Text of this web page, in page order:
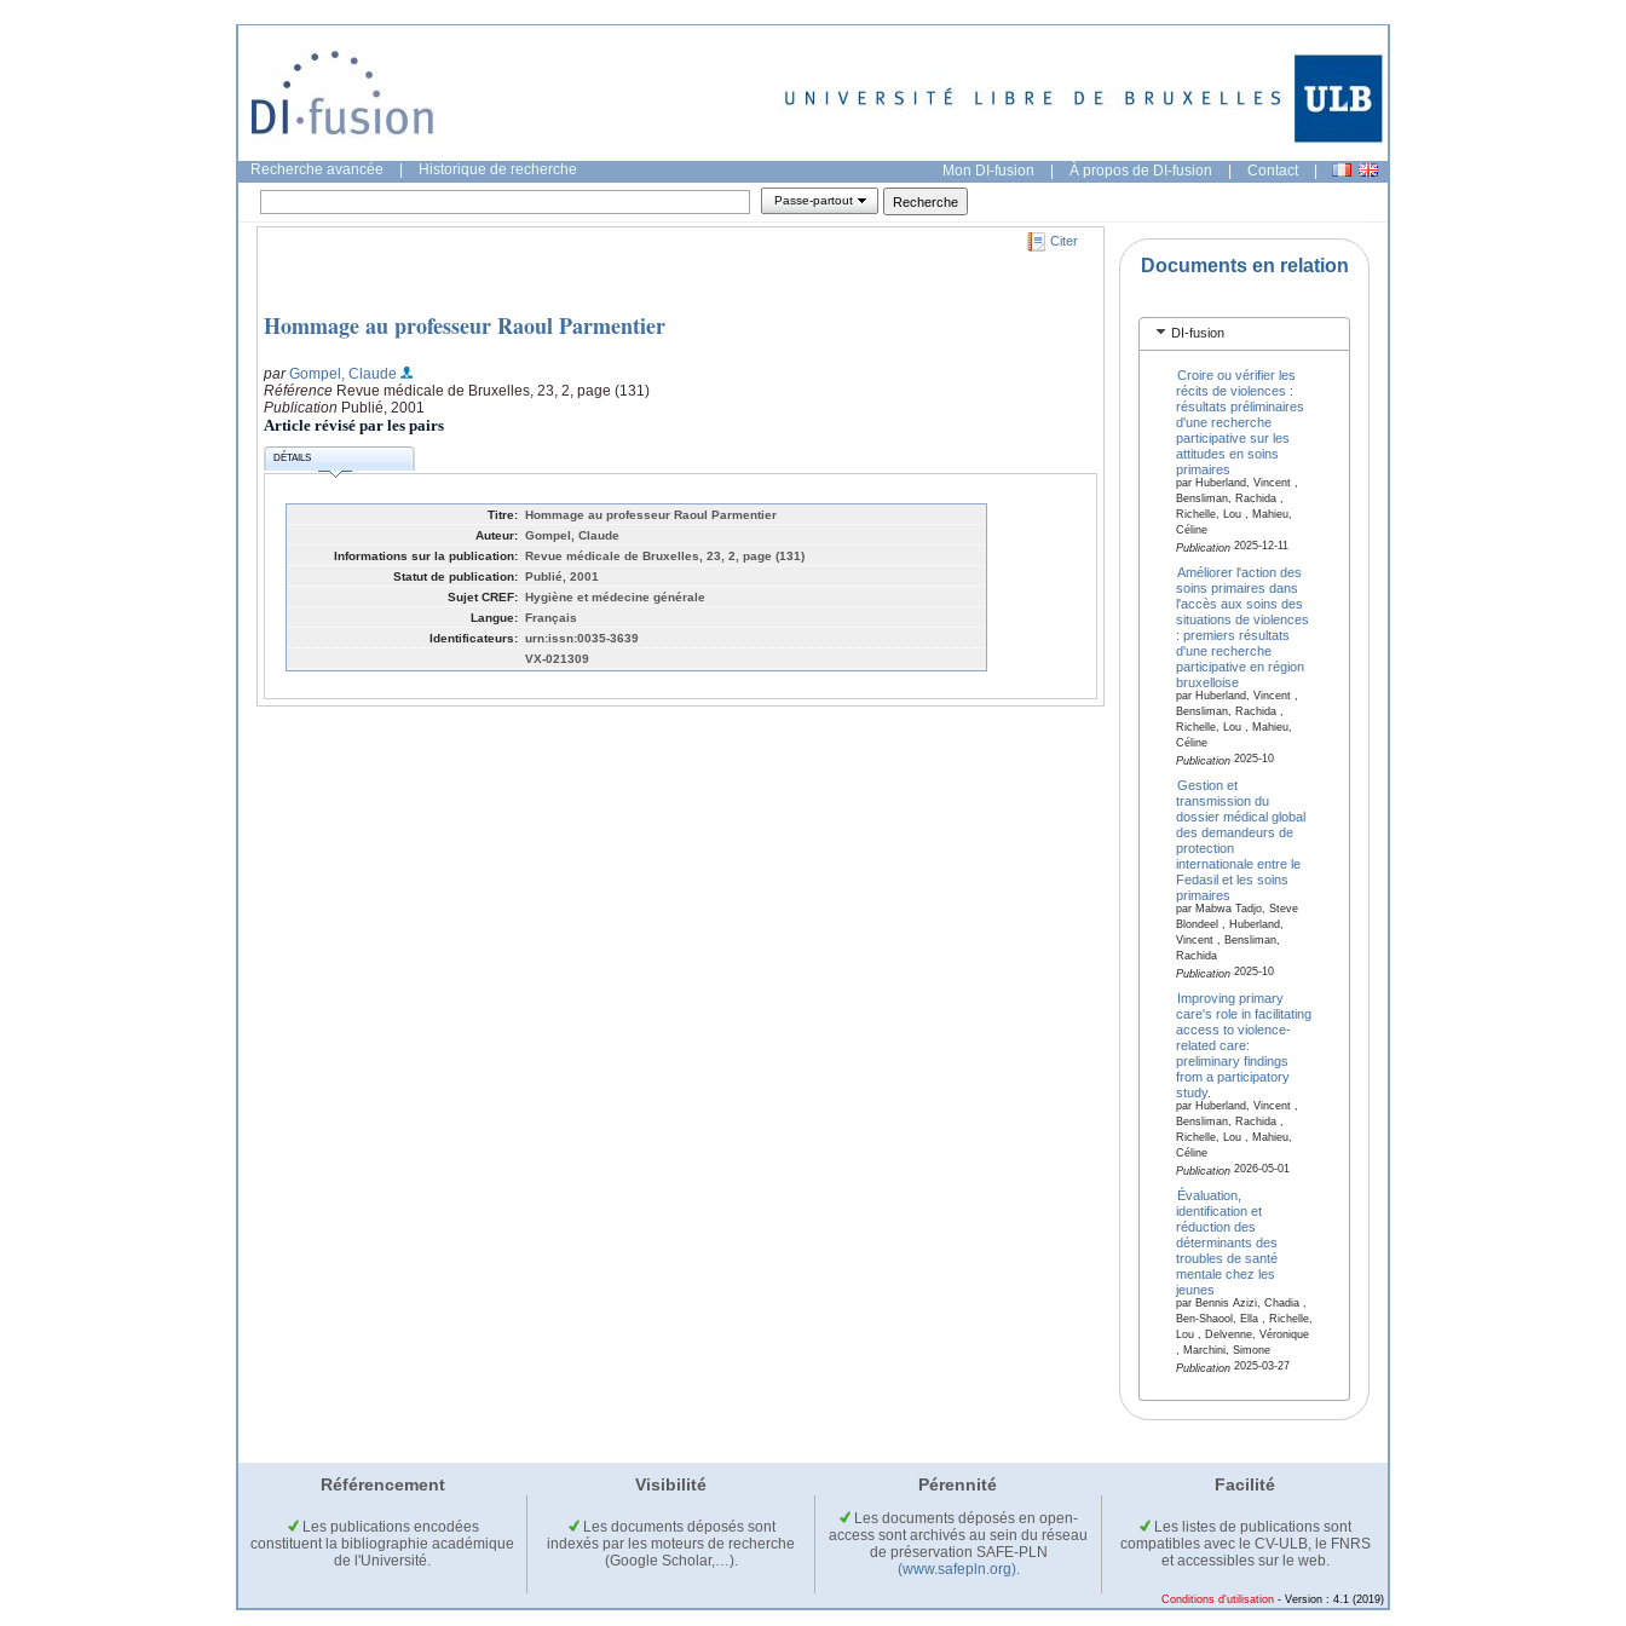
Recherche avancée Historique de recherche Mon DI-fusion | À propos de DI-fusion | Contact |
Passe-partout
Citer
Hommage au professeur Raoul Parmentier
parGompel, Claude
Référence Revue médicale de Bruxelles, 23, 2, page (131)
Publication Publié, 2001
Article révisé par les pairs
DÉTAILS
Titre: Hommage au professeur Raoul Parmentier
Auteur: Gompel, Claude
Informations sur la publication: Revue médicale de Bruxelles, 23, 2, page (131)
Statut de publication: Publié, 2001
Sujet CREF: Hygiène et médecine générale
Langue: Français
Identificateurs: urn:issn:0035-3639
VX-021309
Documents en relation
DI-fusion
Croire ou vérifier les
récits de violences :
résultats préliminaires
d'une recherche
participative sur les
attitudes en soins
primaires
par Huberland, Vincent ,
Bensliman, Rachida ,
Richelle, Lou , Mahieu,
Céline
Publication2025-12-11
Améliorer l'action des
soins primaires dans
l'accès aux soins des
situations de violences
: premiers résultats
d'une recherche
participative en région
bruxelloise
par Huberland, Vincent ,
Bensliman, Rachida ,
Richelle, Lou , Mahieu,
Céline
Publication2025-10
Gestion et
transmission du
dossier médical global
des demandeurs de
protection
internationale entre le
Fedasil et les soins
primaires
par Mabwa Tadjo, Steve
Blondeel , Huberland,
Vincent , Bensliman,
Rachida
Publication2025-10
Improving primary
care's role in facilitating
access to violence-
related care:
preliminary findings
from a participatory
study.
par Huberland, Vincent ,
Bensliman, Rachida ,
Richelle, Lou , Mahieu,
Céline
Publication2026-05-01
Évaluation,
identification et
réduction des
déterminants des
troubles de santé
mentale chez les
jeunes
par Bennis Azizi, Chadia ,
Ben-Shaool, Ella , Richelle,
Lou , Delvenne, Véronique
, Marchini, Simone
Publication2025-03-27
Référencement Visibilité Pérennité Facilité
Les publications encodées
constituent la bibliographie académique
de l'Université.
Les documents déposés sont
indexés par les moteurs de recherche
(Google Scholar,…).
Les documents déposés en open-
access sont archivés au sein du réseau
de préservation SAFE-PLN
(www.safepln.org).
Les listes de publications sont
compatibles avec le CV-ULB, le FNRS
et accessibles sur le web.
Conditions d'utilisation - Version : 4.1 (2019)